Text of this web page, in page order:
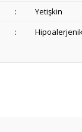
:
Yetişkin
: